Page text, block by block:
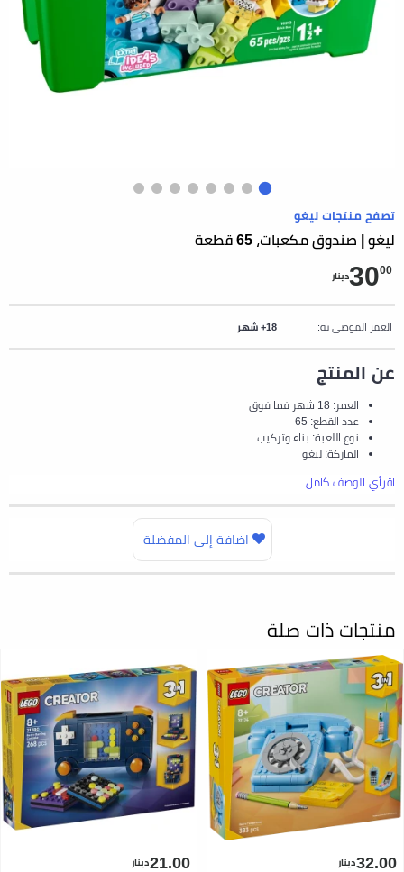
تصفح منتجات ليغو
ليغو | صندوق مكعبات، 65 قطعة
3000 دينار
العمر الموصى به: 18+ شهر
عن المنتج
العمر: 18 شهر فما فوق
عدد القطع: 65
نوع اللعبة: بناء وتركيب
الماركة: ليغو
اقرأي الوصف كامل
اضافة إلى المفضلة
منتجات ذات صلة
32.00دينار 21.00دينار